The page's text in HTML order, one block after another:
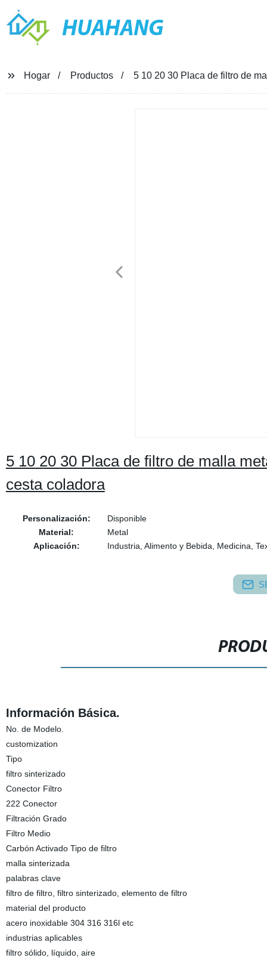
HUAHANG
Hogar Productos 5 10 20 30 Placa de filtro de
5 10 20 30 Placa de filtro de malla
cesta coladora
Personalización:
Disponible
Material:
Metal
Aplicación:
Industria, Alimento y Bebida, Medicina,
Información Básica.
No. de Modelo.
customization
Tipo
filtro sinterizado
Conector Filtro
222 Conector
Filtración Grado
Filtro Medio
Carbón Activado Tipo de filtro
malla sinterizada
palabras clave
filtro de filtro, filtro sinterizado, elemento de filtro
material del producto
acero inoxidable 304 316 316l etc
industrias aplicables
filtro sólido, líquido, aire